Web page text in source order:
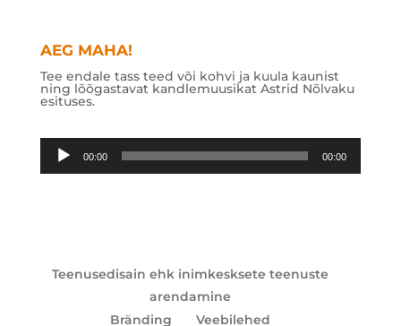
AEG MAHA!
Tee endale tass teed või kohvi ja kuula kaunist
ning lõõgastavat kandlemuusikat Astrid Nõlvaku
esituses.
Audioesitaja
00:00 00:00
Teenusedisain ehk inimkesksete teenuste
arendamine
Bränding
Veebilehed